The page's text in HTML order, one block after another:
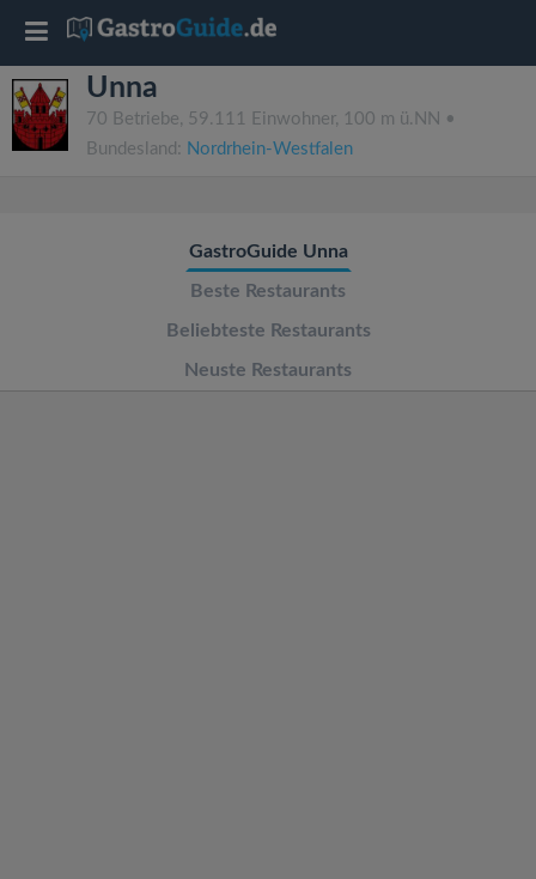
Unna
70 Betriebe, 59.111 Einwohner, 100 m ü.NN •
Bundesland: Nordrhein-Westfalen
GastroGuide Unna
Beste Restaurants
Beliebteste Restaurants
Neuste Restaurants
T
o
g